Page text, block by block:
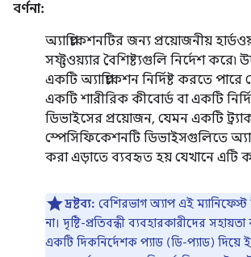
বর্ণনা:
অ্যাপ্লিকেশনটির জন্য প্রয়োজনীয়
সফ্টওয়্যার বৈশিষ্ট্যগুলি নির্দেশ করে৷
একটি অ্যাপ্লিকেশন নির্দিষ্ট করতে
একটি শারীরিক কীবোর্ড বা একটি
ডিভাইসের প্রয়োজন, যেমন একটি
স্পেসিফিকেশনটি ডিভাইসগুলিতে
করা এড়াতে ব্যবহৃত হয় যেখানে এটি
দ্রষ্টব্য: বেশিরভাগ অ্যাপ এই
না। দৃষ্টি-প্রতিবন্ধী ব্যবহারকারীদের
একটি দিকনির্দেশক প্যাড (ডি-প্যাড)